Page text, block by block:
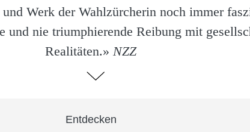
Werk der Wahlzürcherin noch immer
und nie triumphierende Reibung mit
Realitäten.» NZZ
Entdecken